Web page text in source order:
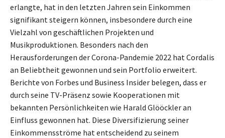
erlangte, hat in den letzten Jahren sein Einkommen
signifikant steigern können, insbesondere durch eine
Vielzahl von geschäftlichen Projekten und
Musikproduktionen. Besonders nach den
Herausforderungen der Corona-Pandemie 2022 hat Cordalis
an Beliebtheit gewonnen und sein Portfolio erweitert.
Berichte von Forbes und Business Insider belegen, dass er
durch seine TV-Präsenz sowie Kooperationen mit
bekannten Persönlichkeiten wie Harald Glööckler an
Einfluss gewonnen hat. Diese Diversifizierung seiner
Einkommensströme hat entscheidend zu seinem